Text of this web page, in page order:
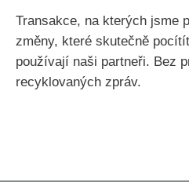
Transakce, na kterých jsme
změny, které skutečně
používají naši partneři. Bez
recyklovaných zpráv.